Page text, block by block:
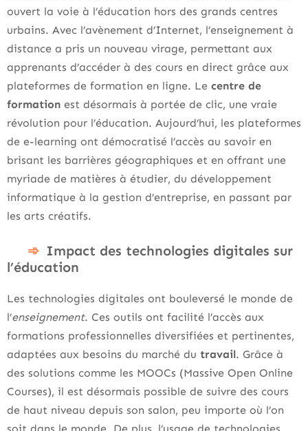
ouvert la voie à l’éducation hors des grands centres
urbains. Avec l’avènement d’Internet, l’enseignement à
distance a pris un nouveau virage, permettant aux
apprenants d’accéder à des cours en direct grâce aux
plateformes de formation en ligne. Le centre de
formation est désormais à portée de clic, une vraie
révolution pour l’éducation. Aujourd’hui, les plateformes
de e-learning ont démocratisé l’accès au savoir en
brisant les barrières géographiques et en offrant une
myriade de matières à étudier, du développement
informatique à la gestion d’entreprise, en passant par
les arts créatifs.
Impact des technologies digitales sur
l’éducation
Les technologies digitales ont bouleversé le monde de
l’enseignement. Ces outils ont facilité l’accès aux
formations professionnelles diversifiées et pertinentes,
adaptées aux besoins du marché du travail. Grâce à
des solutions comme les MOOCs (Massive Open Online
Courses), il est désormais possible de suivre des cours
de haut niveau depuis son salon, peu importe où l’on
soit dans le monde. De plus, l’usage de technologies